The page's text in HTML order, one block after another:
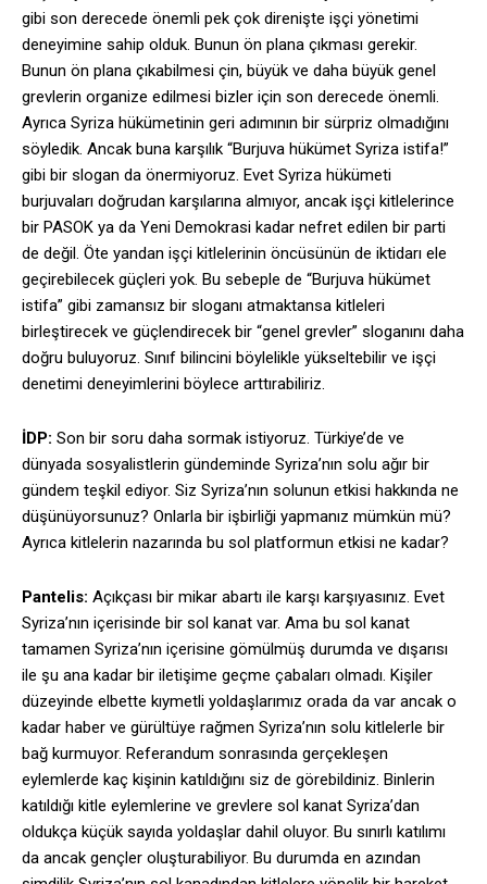
gibi son derecede önemli pek çok direnişte işçi yönetimi
deneyimine sahip olduk. Bunun ön plana çıkması gerekir.
Bunun ön plana çıkabilmesi çin, büyük ve daha büyük genel
grevlerin organize edilmesi bizler için son derecede önemli.
Ayrıca Syriza hükümetinin geri adımının bir sürpriz olmadığını
söyledik. Ancak buna karşılık “Burjuva hükümet Syriza istifa!”
gibi bir slogan da önermiyoruz. Evet Syriza hükümeti
burjuvaları doğrudan karşılarına almıyor, ancak işçi kitlelerince
bir PASOK ya da Yeni Demokrasi kadar nefret edilen bir parti
de değil. Öte yandan işçi kitlelerinin öncüsünün de iktidarı ele
geçirebilecek güçleri yok. Bu sebeple de “Burjuva hükümet
istifa” gibi zamansız bir sloganı atmaktansa kitleleri
birleştirecek ve güçlendirecek bir “genel grevler” sloganını daha
doğru buluyoruz. Sınıf bilincini böylelikle yükseltebilir ve işçi
denetimi deneyimlerini böylece arttırabiliriz.
İDP: Son bir soru daha sormak istiyoruz. Türkiye’de ve
dünyada sosyalistlerin gündeminde Syriza’nın solu ağır bir
gündem teşkil ediyor. Siz Syriza’nın solunun etkisi hakkında ne
düşünüyorsunuz? Onlarla bir işbirliği yapmanız mümkün mü?
Ayrıca kitlelerin nazarında bu sol platformun etkisi ne kadar?
Pantelis: Açıkçası bir mikar abartı ile karşı karşıyasınız. Evet
Syriza’nın içerisinde bir sol kanat var. Ama bu sol kanat
tamamen Syriza’nın içerisine gömülmüş durumda ve dışarısı
ile şu ana kadar bir iletişime geçme çabaları olmadı. Kişiler
düzeyinde elbette kıymetli yoldaşlarımız orada da var ancak o
kadar haber ve gürültüye rağmen Syriza’nın solu kitlelerle bir
bağ kurmuyor. Referandum sonrasında gerçekleşen
eylemlerde kaç kişinin katıldığını siz de görebildiniz. Binlerin
katıldığı kitle eylemlerine ve grevlere sol kanat Syriza’dan
oldukça küçük sayıda yoldaşlar dahil oluyor. Bu sınırlı katılımı
da ancak gençler oluşturabiliyor. Bu durumda en azından